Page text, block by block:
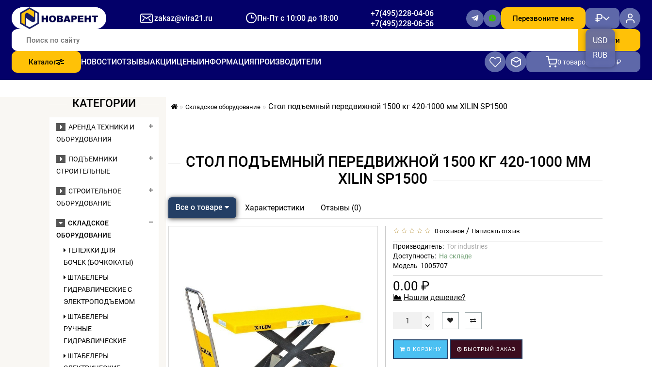
zakaz@vira21.ru Пн-Пт с 10:00 до 18:00
+7(495)228-04-06
+7(495)228-06-56
Перезвоните мне ₽
USD
RUB
Найти
Каталог НОВОСТИОТЗЫВЫАКЦИИЦЕНЫИНФОРМАЦИЯПРОИЗВОДИТЕЛИ 0 товаров, на 0.00 ₽
КАТЕГОРИИ
АРЕНДА ТЕХНИКИ И
ОБОРУДОВАНИЯ
ПОДЪЕМНИКИ
СТРОИТЕЛЬНЫЕ
СТРОИТЕЛЬНОЕ
ОБОРУДОВАНИЕ
СКЛАДСКОЕ
ОБОРУДОВАНИЕ
ТЕЛЕЖКИ ДЛЯ
БОЧЕК (БОЧКОКАТЫ)
ШТАБЕЛЕРЫ
ГИДРАВЛИЧЕСКИЕ C
ЭЛЕКТРОПОДЪЕМОМ
ШТАБЕЛЕРЫ
РУЧНЫЕ
ГИДРАВЛИЧЕСКИЕ
ШТАБЕЛЕРЫ
Складское оборудование Стол подъемный передвижной 1500 кг 420-1000 мм XILIN SP1500
СТОЛ ПОДЪЕМНЫЙ ПЕРЕДВИЖНОЙ 1500 КГ 420-1000 ММ
XILIN SP1500
Все о товаре Характеристики Отзывы (0)
0 отзывов / Написать отзыв
Производитель: Tor industries
Доступность: На складе
Модель 1005707
0.00 ₽
Нашли дешевле?
В КОРЗИНУ БЫСТРЫЙ ЗАКАЗ